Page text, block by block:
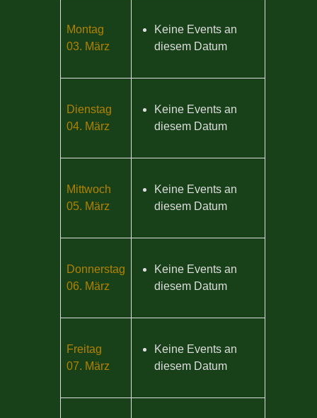
Montag
03. März
Keine Events an
diesem Datum
Dienstag
04. März
Keine Events an
diesem Datum
Mittwoch
05. März
Keine Events an
diesem Datum
Donnerstag
06. März
Keine Events an
diesem Datum
Freitag
07. März
Keine Events an
diesem Datum